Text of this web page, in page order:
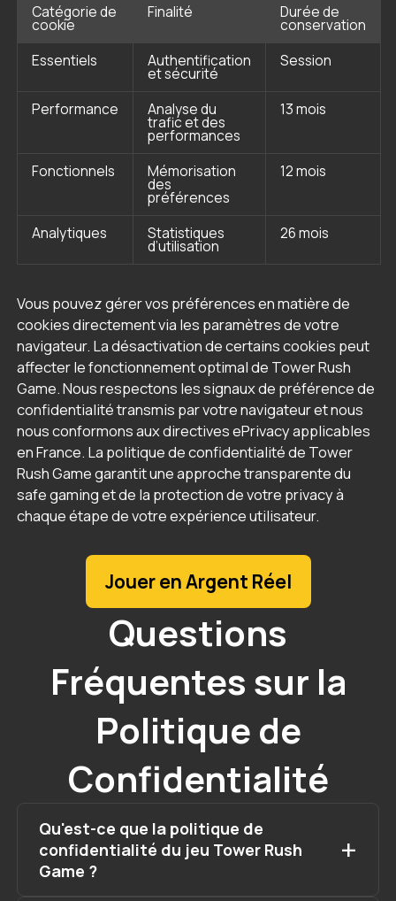
Catégorie de
cookie
Finalité Durée de
conservation
Essentiels
Authentification
et sécurité
Session
Performance Analyse du
trafic et des
performances
13 mois
Fonctionnels Mémorisation
des
préférences
12 mois
Analytiques Statistiques
d’utilisation
26 mois
Vous pouvez gérer vos préférences en matière de
cookies directement via les paramètres de votre
navigateur. La désactivation de certains cookies peut
affecter le fonctionnement optimal de Tower Rush
Game. Nous respectons les signaux de préférence de
confidentialité transmis par votre navigateur et nous
nous conformons aux directives ePrivacy applicables
en France. La politique de confidentialité de Tower
Rush Game garantit une approche transparente du
safe gaming et de la protection de votre privacy à
chaque étape de votre expérience utilisateur.
Jouer en Argent Réel
Questions
Fréquentes sur la
Politique de
Confidentialité
Qu'est-ce que la politique de
confidentialité du jeu Tower Rush
Game ?